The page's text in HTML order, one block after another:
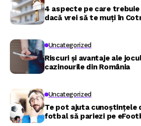
4 aspecte pe care trebuie
dacă vrei să te muți în
Uncategorized
Riscuri și avantaje ale
cazinourile din România
Uncategorized
Te pot ajuta cunoștințele
fotbal să pariezi pe